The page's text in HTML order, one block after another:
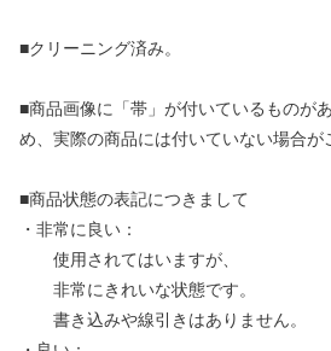
■クリーニング済み。
■商品画像に「帯」が付いているものが
め、実際の商品には付いていない場合が
■商品状態の表記につきまして
・非常に良い：
使用されてはいますが、
非常にきれいな状態です。
書き込みや線引きはありません。